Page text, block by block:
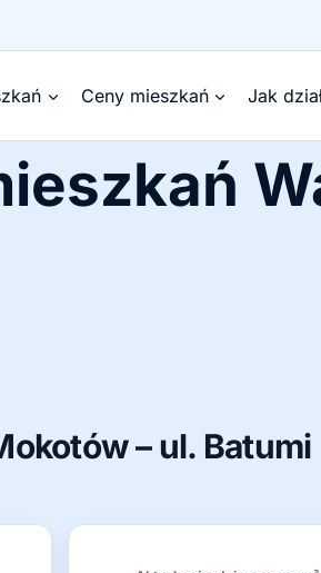
Ceny mieszkań Jak
– ul. Batumi